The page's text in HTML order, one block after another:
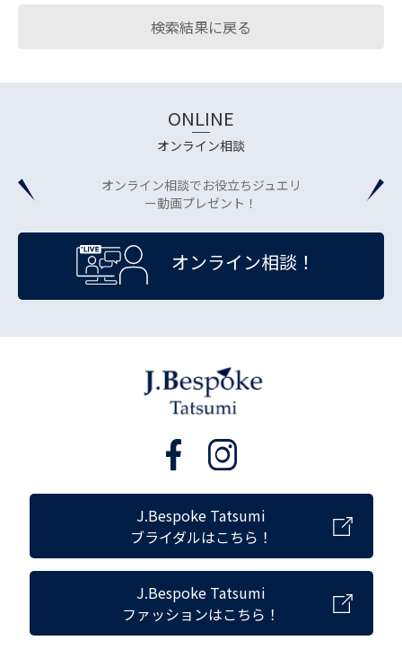
検索結果に戻る
ONLINE
オンライン相談
オンライン相談でお役立ちジュエリ
ー動画プレゼント！
オンライン相談！
J.Bespoke Tatsumi
ブライダルはこちら！
J.Bespoke Tatsumi
ファッションはこちら！